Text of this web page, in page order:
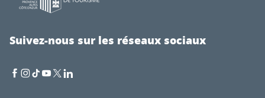
Suivez-nous sur les réseaux sociaux